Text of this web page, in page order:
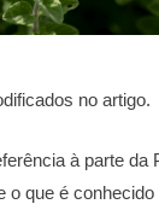
no artigo.
à parte da
o que é